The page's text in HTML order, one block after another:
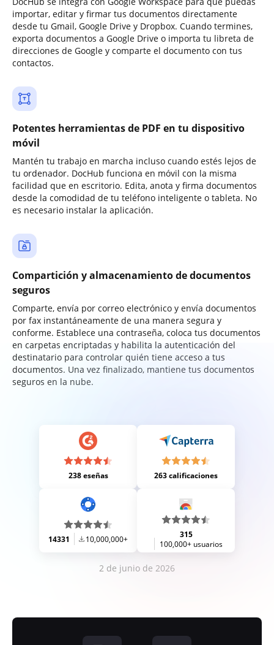
importar, editar y firmar tus documentos directamente
desde tu Gmail, Google Drive y Dropbox. Cuando termines,
exporta documentos a Google Drive o importa tu libreta de
direcciones de Google y comparte el documento con tus
contactos.
Potentes herramientas de PDF en tu dispositivo
móvil
Mantén tu trabajo en marcha incluso cuando estés lejos de
tu ordenador. DocHub funciona en móvil con la misma
facilidad que en escritorio. Edita, anota y firma documentos
desde la comodidad de tu teléfono inteligente o tableta. No
es necesario instalar la aplicación.
Compartición y almacenamiento de documentos
seguros
Comparte, envía por correo electrónico y envía documentos
por fax instantáneamente de una manera segura y
conforme. Establece una contraseña, coloca tus documentos
en carpetas encriptadas y habilita la autenticación del
destinatario para controlar quién tiene acceso a tus
documentos. Una vez finalizado, mantiene tus documentos
seguros en la nube.
238 eseñas 263 calificaciones
14331 10,000,000+
315
100,000+ usuarios
2 de junio de 2026